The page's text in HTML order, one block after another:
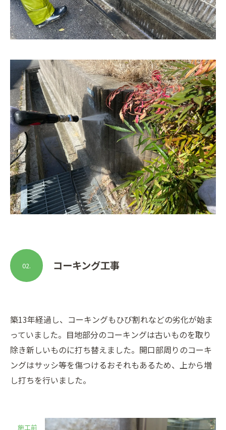
コーキング工事
02.
築13年経過し、コーキングもひび割れなどの劣化が始ま
っていました。目地部分のコーキングは古いものを取り
除き新しいものに打ち替えました。開口部周りのコーキ
ングはサッシ等を傷つけるおそれもあるため、上から増
し打ちを行いました。
施工前